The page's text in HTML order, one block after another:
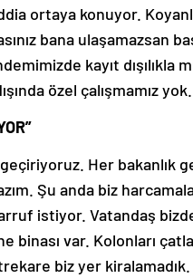
ortaya konuyor.
bana ulaşamazsan
kayıt dışılıkla
özel çalışmamız yok.
Her bakanlık
Şu anda biz
istiyor. Vatandaş
binası var. Kolonları
biz yer